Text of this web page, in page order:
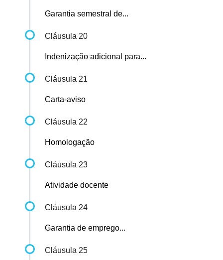
Garantia semestral de...
Cláusula 20
Indenização adicional para...
Cláusula 21
Carta-aviso
Cláusula 22
Homologação
Cláusula 23
Atividade docente
Cláusula 24
Garantia de emprego...
Cláusula 25